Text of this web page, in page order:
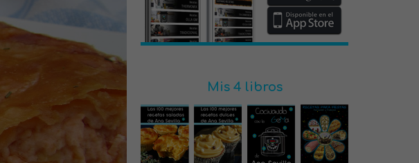
Mis 4 libros